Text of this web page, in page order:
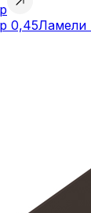
0,45Ламели